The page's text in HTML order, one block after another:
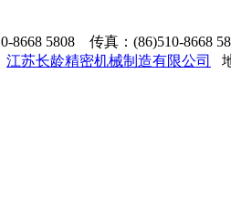
8668 5808 传真：(86)510-8668
江苏长龄精密机械制造有限公司